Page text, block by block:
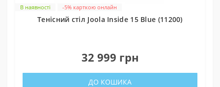
В наявності -5% карткою онлайн
Тенісний стіл Joola Inside 15 Blue (11200)
32 999 грн
ДО КОШИКА